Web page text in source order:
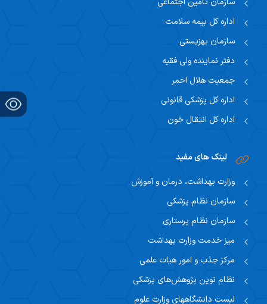
دانشجویان
نظر سنجی از گروه ها
اداره کل بیمه سلامت
سازمان بهزیستی
دفتر نماینده ولی فقیه
جمعیت هلال احمر
اداره کل پزشکی قانونی
اداره کل انتقال خون
لینک های مفید
وزارت بهداشت، درمان و آموزش
سازمان نظام پزشکی
سازمان نظام پرستاری
میز خدمت وزارت بهداشت
مرکز جذب و امور هیات علمی
نظام نوین پژوهش‌های پزشکی
لیست دانشگاههای وزارت علوم